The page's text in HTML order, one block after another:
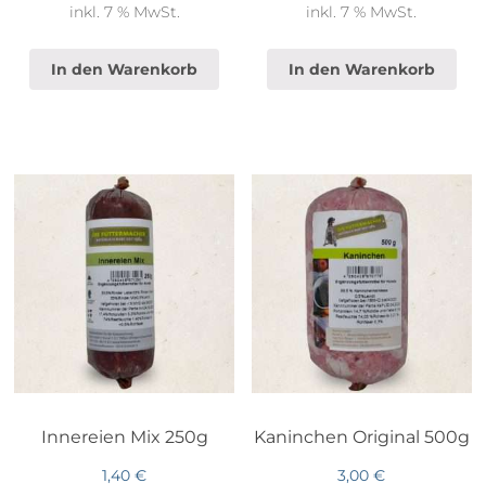
inkl. 7 % MwSt.
In den Warenkorb
inkl. 7 % MwSt.
In den Warenkorb
Innereien Mix 250g
1,40 €
Kaninchen Original 500g
3,00€